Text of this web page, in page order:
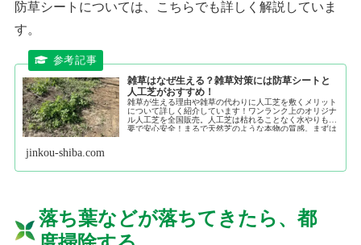
防草シートについては、こちらでも詳しく解説していま
す。
雑草はなぜ生える？雑草対策には防草シートと
人工芝がおすすめ！
雑草が生える理由や雑草の代わりに人工芝を敷くメリット
について詳しく紹介しています！ワンランク上のオリジナ
ル人工芝を全国販売。人工芝は枯れることなく水やりも不
要で安心安全！まるで天然芝のような本物の質感。まずは
jinkou-shiba.com
落ち葉などが落ちてきたら、都